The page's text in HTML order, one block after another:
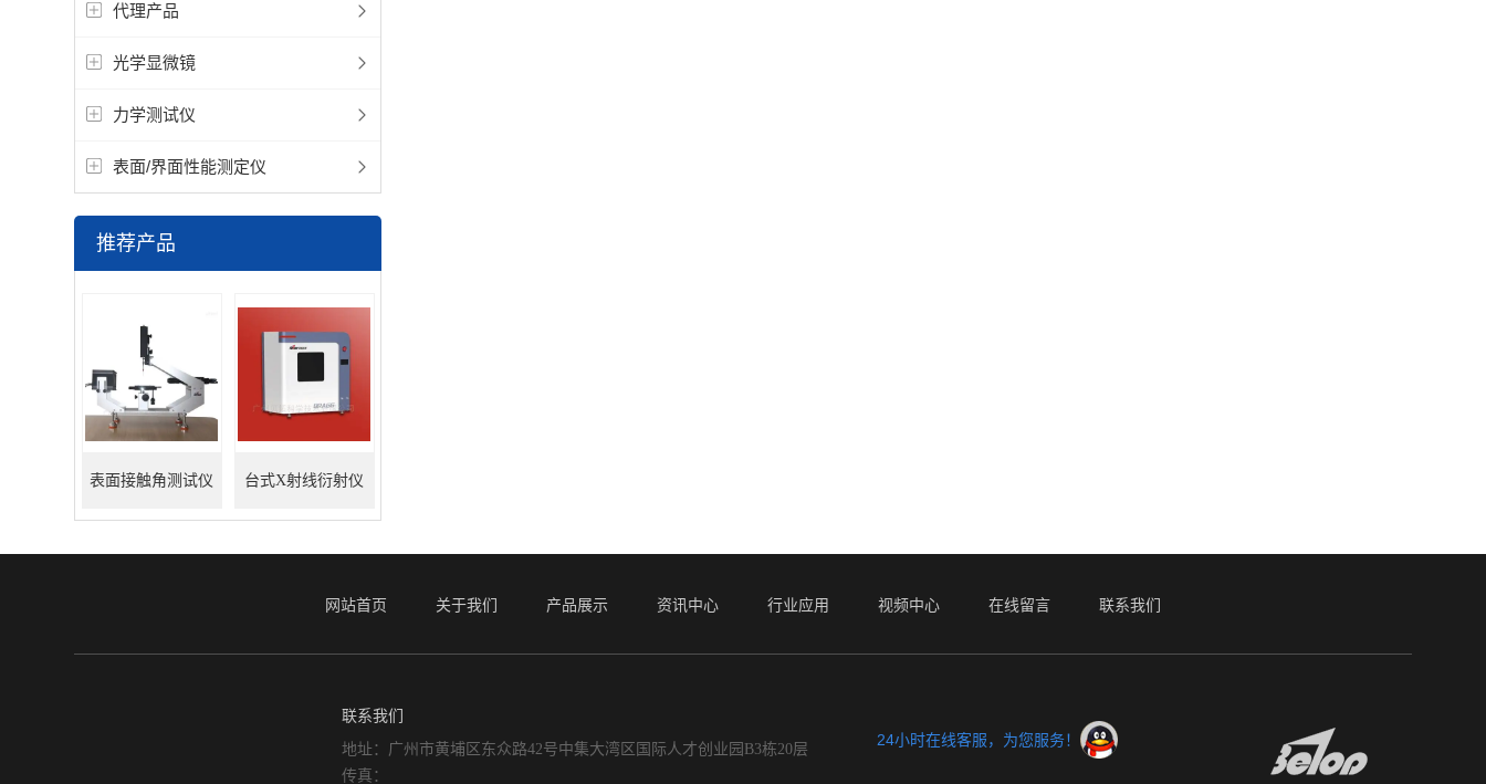
代理产品
光学显微镜
力学测试仪
表面/界面性能测定仪
推荐产品
表面接触角测试仪 台式X射线衍射仪
网站首页 关于我们 产品展示 资讯中心 行业应用 视频中心 在线留言 联系我们
联系我们
地址：广州市黄埔区东众路42号中集大湾区国际人才创业园B3栋20层
传真：
24小时在线客服，为您服务！